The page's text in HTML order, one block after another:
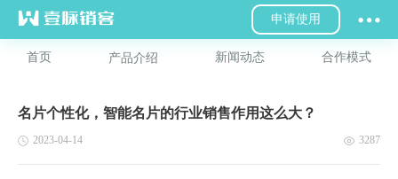
申请使用
首页 产品介绍 新闻动态 合作模式
名片个性化，智能名片的行业销售作用这么大？
2023-04-14 3287